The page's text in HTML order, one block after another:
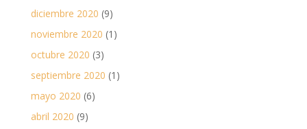
diciembre 2020 (9)
noviembre 2020 (1)
octubre 2020 (3)
septiembre 2020 (1)
mayo 2020 (6)
abril 2020 (9)